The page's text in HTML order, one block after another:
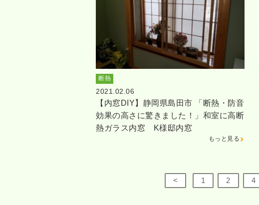
断熱
2021.02.06
【内窓DIY】静岡県島田市 「断熱・防音
効果の高さに驚きました！」和室に高断
熱ガラス内窓 K様邸内窓
もっと見る
< 1 2 4